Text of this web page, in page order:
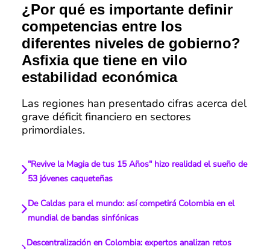
¿Por qué es importante definir
competencias entre los
diferentes niveles de gobierno?
Asfixia que tiene en vilo
estabilidad económica
Las regiones han presentado cifras acerca del
grave déficit financiero en sectores
primordiales.
"Revive la Magia de tus 15 Años" hizo realidad el sueño de
53 jóvenes caqueteñas
De Caldas para el mundo: así competirá Colombia en el
mundial de bandas sinfónicas
Descentralización en Colombia: expertos analizan retos